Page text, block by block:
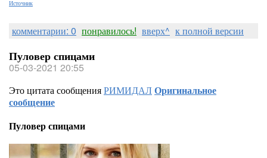
Источник
комментарии: 0 понравилось! вверх^ к полной версии
Пуловер спицами
05-03-2021 20:55
Это цитата сообщенияРИМИДАЛОригинальное
сообщение
Пуловер спицами